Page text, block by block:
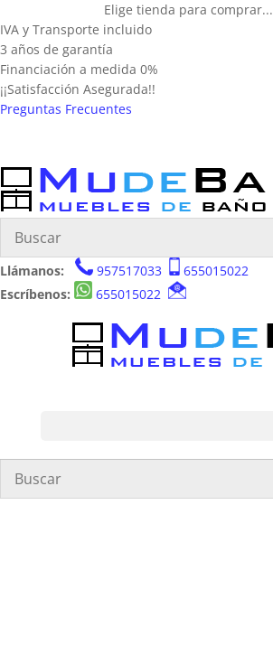
Elige tienda para comprar...
IVA y Transporte incluido
3 años de garantía
Financiación a medida 0%
¡¡Satisfacción Asegurada!!
Preguntas Frecuentes
Llámanos: 957517033
655015022
Escríbenos:
655015022